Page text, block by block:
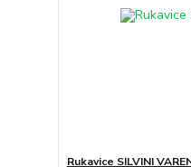
Rukavice SILVINI